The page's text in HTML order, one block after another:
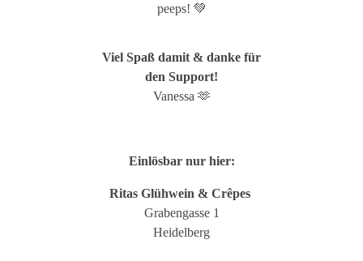
peeps! 💚
Viel Spaß damit & danke für
den Support!
Vanessa 🫶
Einlösbar nur hier:
Ritas Glühwein & Crêpes
Grabengasse 1
Heidelberg